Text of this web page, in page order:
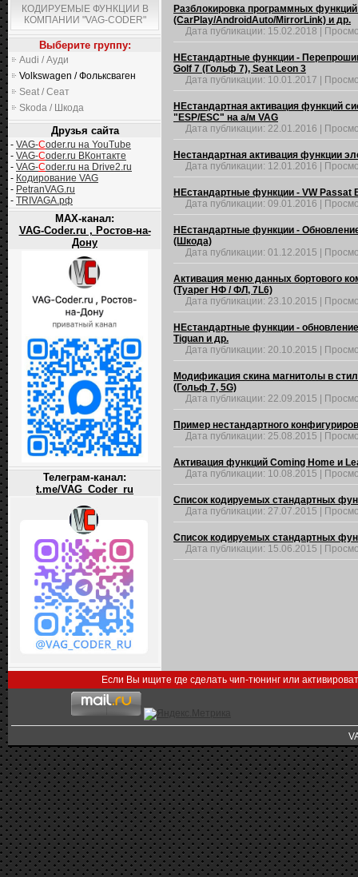
КОДИРУЕМЫЕ ФУНКЦИИ В
КОМПАНИИ "VAG-CODER"
Выберите группу:
Audi / Ауди
Volkswagen / Фольксваген
Seat / Сеат
Skoda / Шкода
Друзья сайта
- VAG-Coder.ru на YouTube
- VAG-Coder.ru ВКонтакте
- VAG-Coder.ru на Drive2.ru
- Кодирование VAG
- PetranVAG.ru
- TRIVAGA.рф
MAX-канал:
VAG-Coder.ru , Ростов-на-
Дону
Телеграм-канал:
t.me/VAG_Coder_ru
Разблокировка программных
(CarPlay/AndroidAuto/MirrorLink) и др.
Дата публикации: 15.02.2018
НЕстандартные функции -
Golf 7 (Гольф 7), Seat Leon 3
Дата публикации: 10.01.2017
НЕстандартная активация функций
"ESP/ESC" на а/м VAG
Дата публикации: 22.01.2016
Нестандартная активация функции
Дата публикации: 12.01.2016
НЕстандартные функции - VW Passat
Дата публикации: 09.01.2016
НЕстандартные функции -
(Шкода)
Дата публикации: 01.12.2015
Активация меню данных бортового
(Туарег НФ / ФЛ, 7L6)
Дата публикации: 23.10.2015
НЕстандартные функции -
Tiguan и др.
Дата публикации: 20.10.2015
Модификация скина магнитолы в
(Гольф 7, 5G)
Дата публикации: 22.09.2015
Пример нестандартного
Дата публикации: 25.08.2015
Активация функций Coming Home и
Дата публикации: 10.08.2015
Список кодируемых стандартных
Дата публикации: 27.07.2015
Список кодируемых стандартных
Дата публикации: 15.06.2015
Если Вы ищите где сделать чип-тюнинг или